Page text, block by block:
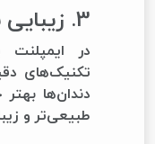
3. زیبایی بیشتر
در ایمپلنت
تکنیک‌های
دندان‌ها
طبیعی‌تر و